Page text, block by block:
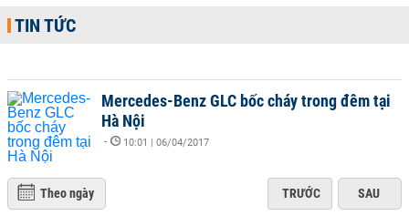
TIN TỨC
Mercedes-Benz GLC bốc cháy trong đêm tại
Hà Nội
- 10:01 | 06/04/2017
Theo ngày TRƯỚC SAU